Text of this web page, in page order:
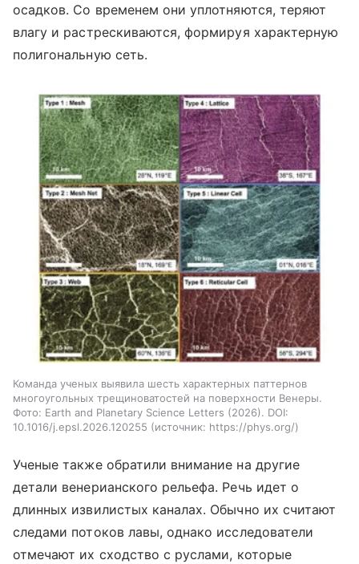
осадков. Со временем они уплотняются, теряют
влагу и растрескиваются, формируя характерную
полигональную сеть.
Команда ученых выявила шесть характерных паттернов
многоугольных трещиноватостей на поверхности Венеры.
Фото: Earth and Planetary Science Letters (2026). DOI:
10.1016/j.epsl.2026.120255
источник: https://phys.org/
Ученые также обратили внимание на другие
детали венерианского рельефа. Речь идет о
длинных извилистых каналах. Обычно их считают
следами потоков лавы, однако исследователи
отмечают их сходство с руслами, которые